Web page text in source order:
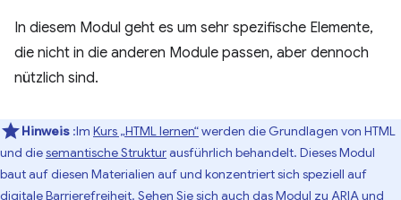
In diesem Modul geht es um sehr spezifische Elemente,
die nicht in die anderen Module passen, aber dennoch
nützlich sind.
Hinweis :Im Kurs „HTML lernen“werden die Grundlagen von HTML
und diesemantische Strukturausführlich behandelt. Dieses Modul
baut auf diesen Materialien auf und konzentriert sich speziell auf
digitale Barrierefreiheit. Sehen Sie sich auch dasModul zu ARIA und